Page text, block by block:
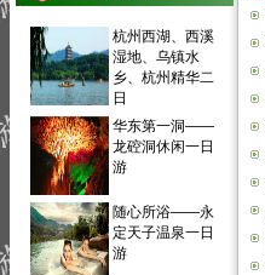
杭州西湖、西溪
湿地、乌镇水
乡、杭州精华二
日
华东第一洞——
龙硿洞休闲一日
游
随心所浴——永
定天子温泉一日
游